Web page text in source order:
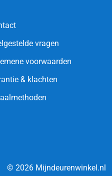
vragen
voorwaarden
& klachten
© 2026 Mijndeurenwinkel.nl